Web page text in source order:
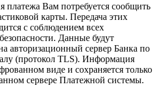
платежа Вам потребуется сообщить
карты. Передача этих
с соблюдением всех
Данные будут
авторизационный сервер Банка по
(протокол TLS). Информация
виде и сохраняется только
сервере Платежной системы.